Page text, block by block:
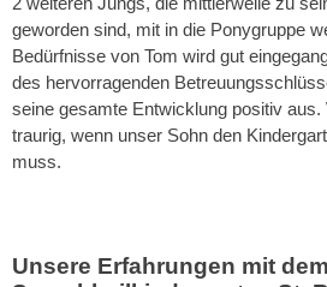
2 weiteren Jungs, die mittlerweile zu
geworden sind, mit in die Ponygruppe
Bedürfnisse von Tom wird gut
des hervorragenden
seine gesamte Entwicklung positiv
traurig, wenn unser Sohn den
muss.
Unsere Erfahrungen mit dem